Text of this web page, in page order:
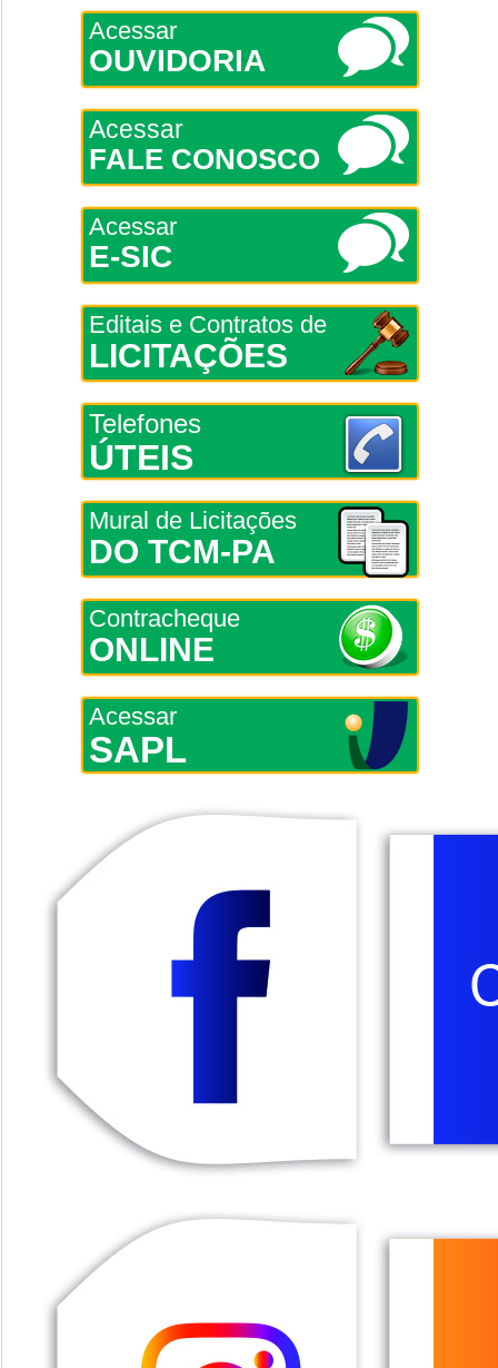
Acessar
OUVIDORIA
Acessar
FALE CONOSCO
Acessar
E-SIC
Editais e Contratos de
LICITAÇÕES
Telefones
ÚTEIS
Mural de Licitações
DO TCM-PA
Contracheque
ONLINE
Acessar
SAPL